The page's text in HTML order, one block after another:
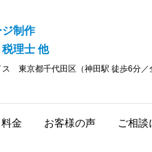
制作
理士 他
東京都千代田区（神田駅 徒歩6分／
料金 お客様の声 ご相談